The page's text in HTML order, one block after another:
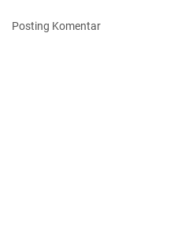
Posting Komentar